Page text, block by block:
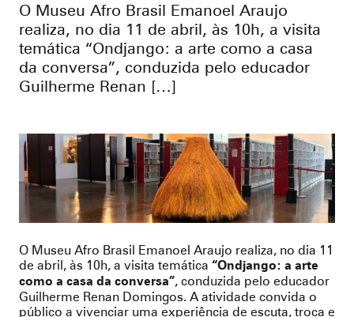
O Museu Afro Brasil Emanoel Araujo
realiza, no dia 11 de abril, às 10h, a visita
temática “Ondjango: a arte como a casa
da conversa”, conduzida pelo educador
Guilherme Renan […]
O Museu Afro Brasil Emanoel Araujo realiza, no dia 11
de abril, às 10h, a visita temática “Ondjango: a arte
como a casa da conversa”, conduzida pelo educador
Guilherme Renan Domingos. A atividade convida o
público a vivenciar uma experiência de escuta, troca e